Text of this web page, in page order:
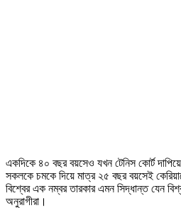
একদিকে ৪০ বছর বয়সেও যখন টেনিস কোর্ট
সকলকে চমকে দিয়ে মাত্র ২৫ বছর বয়সেই
বিশ্বের এক নম্বর তারকার এমন সিদ্ধান্ত যেন
অনুরাগীরা।